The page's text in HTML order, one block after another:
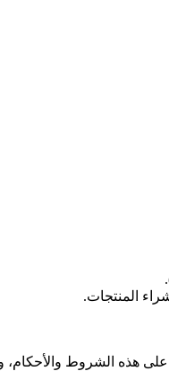
المنتجات.
الشروط والأحكام،